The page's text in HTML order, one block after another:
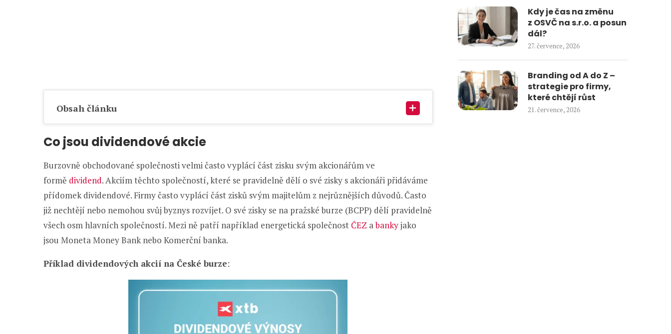
Obsah článku
Co jsou dividendové akcie
Burzovně obchodované společnosti velmi často vyplácí část zisku svým akcionářům ve
formě dividend. Akciím těchto společností, které se pravidelně dělí o své zisky s akcionáři přidáváme
přídomek dividendové. Firmy často vyplácí část zisků svým majitelům z nejrůznějších důvodů. Často
již nechtějí nebo nemohou svůj byznys rozvíjet. O své zisky se na pražské burze (BCPP) dělí pravidelně
všech osm hlavních společností. Mezi ně patří například energetická společnost ČEZ abankyjako
jsou Moneta Money Bank nebo Komerční banka.
Příklad dividendových akcií na České burze:
Kdy je čas na změnu
z OSVČ na s.r.o. a posun
dál?
27. července, 2026
Branding od A do Z –
strategie pro firmy,
které chtějí růst
21. července, 2026